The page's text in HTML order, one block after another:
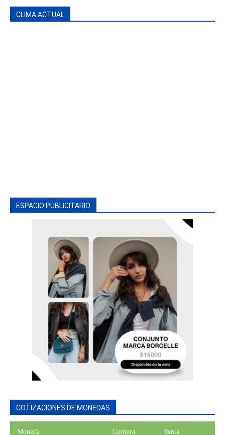
CLIMA ACTUAL
ESPACIO PUBLICITARIO
COTIZACIONES DE MONEDAS
Moneda Compra Venta